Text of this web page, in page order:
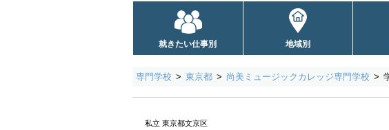
就きたい仕事別 地域別
専門学校 東京都 尚美ミュージックカレッジ専門学校
私立 東京都文京区